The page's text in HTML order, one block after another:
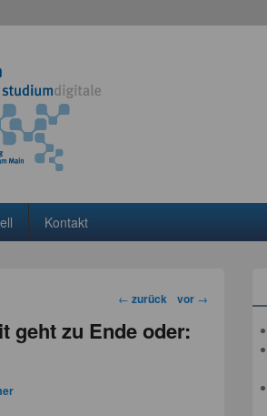
Kontakt
Beitragsnavigation
← zurück vor →
geht zu Ende oder: